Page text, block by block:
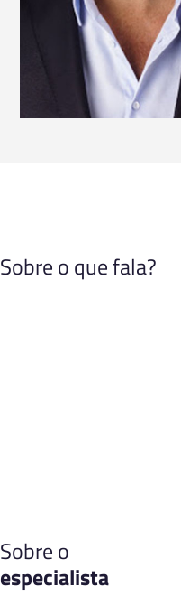
Sobre o que fala?
Sobre o
especialista